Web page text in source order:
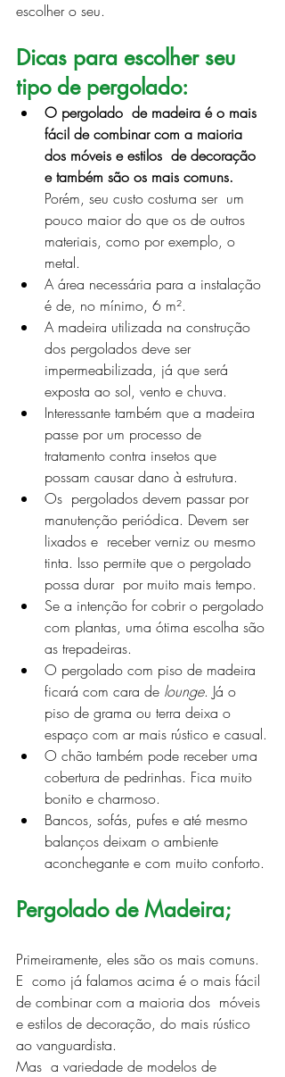
escolher o seu.
Dicas para escolher seu
tipo de pergolado:
O pergolado  de madeira é o mais
fácil de combinar com a maioria
dos móveis e estilos  de decoração
e também são os mais comuns.
Porém, seu custo costuma ser  um
pouco maior do que os de outros
materiais, como por exemplo, o
metal.
A área necessária para a instalação
é de, no mínimo, 6 m².
A madeira utilizada na construção
dos pergolados deve ser
impermeabilizada, já que será
exposta ao sol, vento e chuva.
Interessante também que a madeira
passe por um processo de
tratamento contra insetos que
possam causar dano à estrutura.
Os  pergolados devem passar por
manutenção periódica. Devem ser
lixados e  receber verniz ou mesmo
tinta. Isso permite que o pergolado
possa durar  por muito mais tempo.
Se a intenção for cobrir o pergolado
com plantas, uma ótima escolha são
as trepadeiras.
O pergolado com piso de madeira
ficará com cara de lounge. Já o
piso de grama ou terra deixa o
espaço com ar mais rústico e casual.
O chão também pode receber uma
cobertura de pedrinhas. Fica muito
bonito e charmoso.
Bancos, sofás, pufes e até mesmo
balanços deixam o ambiente
aconchegante e com muito conforto.
Pergolado de Madeira;
Primeiramente, eles são os mais comuns.
E  como já falamos acima é o mais fácil
de combinar com a maioria dos  móveis
e estilos de decoração, do mais rústico
ao vanguardista.
Mas  a variedade de modelos de